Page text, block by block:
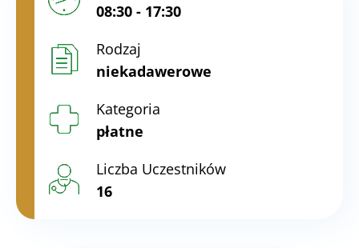
08:30 - 17:30
Rodzaj
niekadawerowe
Kategoria
płatne
Liczba Uczestników
16